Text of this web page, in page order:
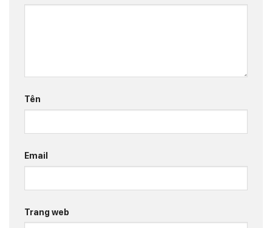
Tên
Email
Trang web